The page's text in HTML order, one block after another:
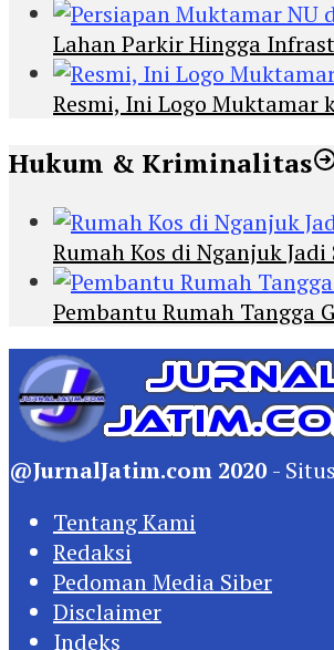
Lahan Parkir Hingga
Resmi, Ini Logo Muktamar
Hukum & Kriminalitas
Rumah Kos di Nganjuk
Pembantu Rumah Tangga
@JurnalJatim.com 2020 - Situs
Tentang Kami
Redaksi
Pedoman Media Siber
Disclaimer
Indeks